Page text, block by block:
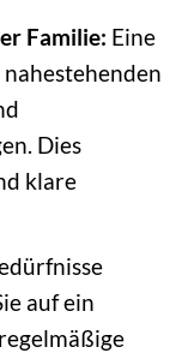
Familie: Eine
Dies
klare
auf ein